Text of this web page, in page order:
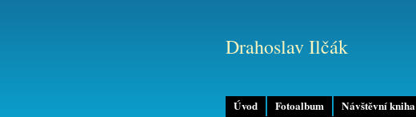
Úvod Fotoalbum Návštěvní kniha
Drahoslav Ilčák